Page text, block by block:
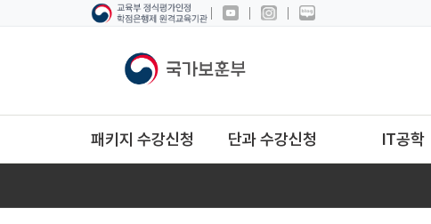
패키지 수강신청 단과 수강신청 IT공학